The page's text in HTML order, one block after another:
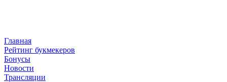
Главная
Рейтинг букмекеров
Бонусы
Новости
Трансляции